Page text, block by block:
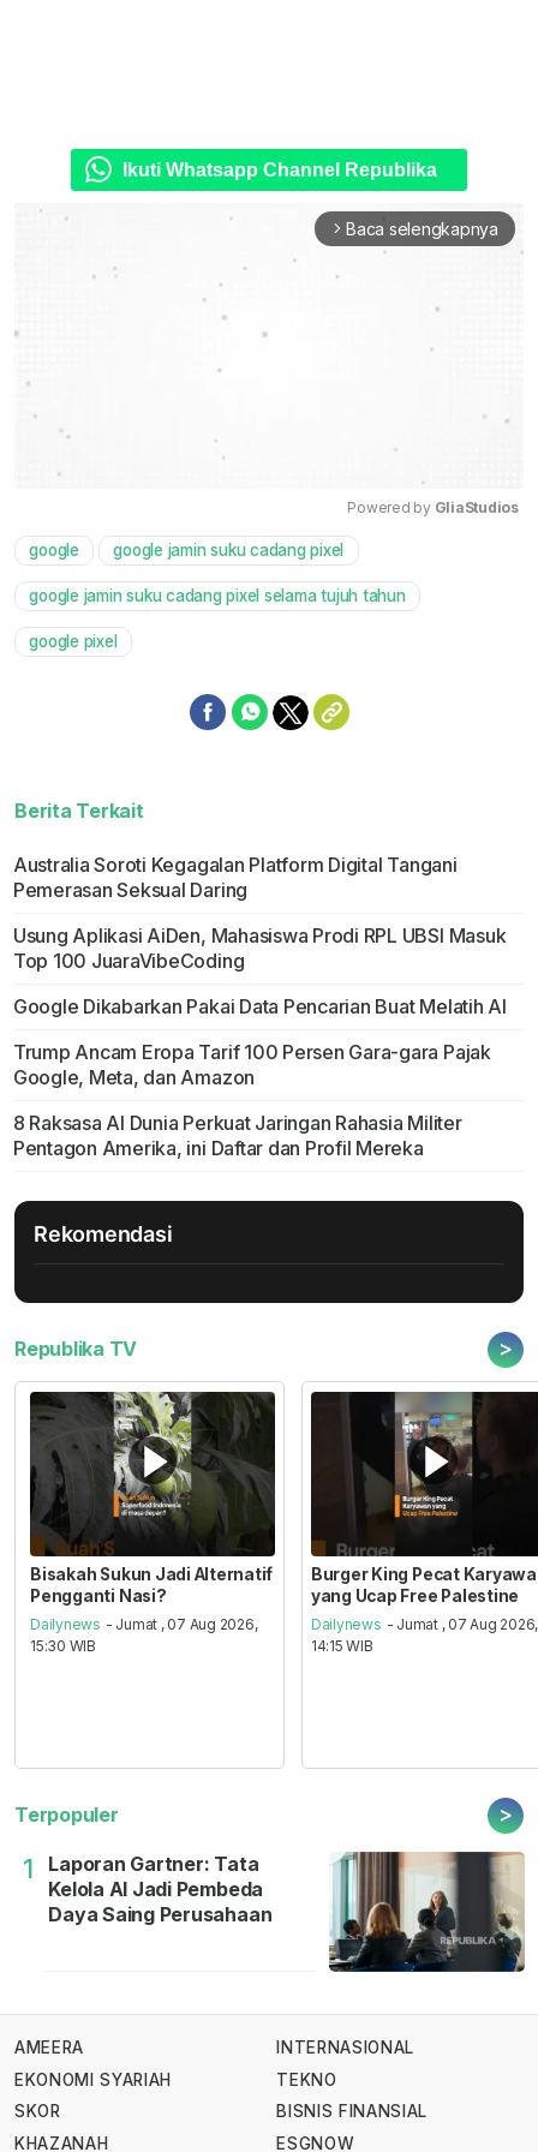
Ikuti Whatsapp Channel Republika
arrow_forward_ios Baca selengkapnya
Powered by GliaStudios
google google jamin suku cadang pixel
google jamin suku cadang pixel selama tujuh tahun
google pixel
Berita Terkait
Australia Soroti Kegagalan Platform Digital Tangani
Pemerasan Seksual Daring
Usung Aplikasi AiDen, Mahasiswa Prodi RPL UBSI Masuk
Top 100 JuaraVibeCoding
Google Dikabarkan Pakai Data Pencarian Buat Melatih Al
Trump Ancam Eropa Tarif 100 Persen Gara-gara Pajak
Google, Meta, dan Amazon
8 Raksasa AI Dunia Perkuat Jaringan Rahasia Militer
Pentagon Amerika, ini Daftar dan Profil Mereka
Rekomendasi
Republika TV >
Bisakah Sukun Jadi Alternatif
Pengganti Nasi?
Dailynews - Jumat , 07 Aug 2026,
15:30 WIB
Burger King Pecat
yang Ucap Free Palestine
Dailynews - Jumat , 07 Aug 2026,
14:15 WIB
Terpopuler >
1
Laporan Gartner: Tata
Kelola AI Jadi Pembeda
Daya Saing Perusahaan
AMEERA
EKONOMI SYARIAH
SKOR
KHAZANAH
INTERNASIONAL
TEKNO
BISNIS FINANSIAL
ESGNOW